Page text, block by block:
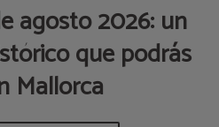
agosto 2026: un
que podrás
Mallorca